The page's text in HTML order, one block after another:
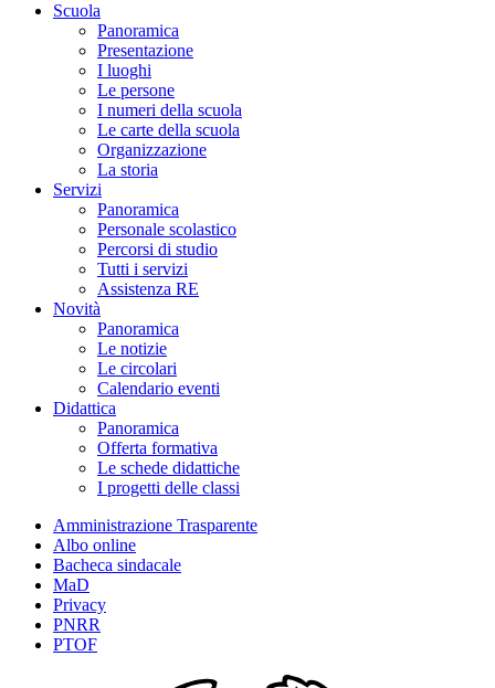
Scuola
Panoramica
Presentazione
I luoghi
Le persone
I numeri della scuola
Le carte della scuola
Organizzazione
La storia
Servizi
Panoramica
Personale scolastico
Percorsi di studio
Tutti i servizi
Assistenza RE
Novità
Panoramica
Le notizie
Le circolari
Calendario eventi
Didattica
Panoramica
Offerta formativa
Le schede didattiche
I progetti delle classi
Amministrazione Trasparente
Albo online
Bacheca sindacale
MaD
Privacy
PNRR
PTOF